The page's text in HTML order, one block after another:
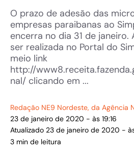
O prazo de adesão das
empresas paraibanas ao
encerra no dia 31 de
ser realizada no Portal do
meio link
http://
nal/ clicando em ...
Redação NE9 Nordeste, da Agência
23 de janeiro de 2020 - às 19:16
Atualizado 23 de janeiro de 2020 - às
3 min de leitura